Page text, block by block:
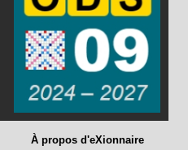
À propos d'eXionnaire